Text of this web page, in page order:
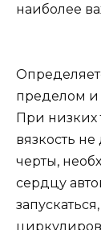
наиболее
пределом и
При низких
вязкость
черты,
сердцу